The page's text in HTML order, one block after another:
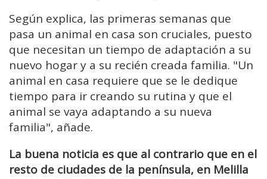
Según explica, las primeras semanas que
pasa un animal en casa son cruciales, puesto
que necesitan un tiempo de adaptación a su
nuevo hogar y a su recién creada familia. "Un
animal en casa requiere que se le dedique
tiempo para ir creando su rutina y que el
animal se vaya adaptando a su nueva
familia", añade.
La buena noticia es que al contrario que en el
resto de ciudades de la península, en Melilla